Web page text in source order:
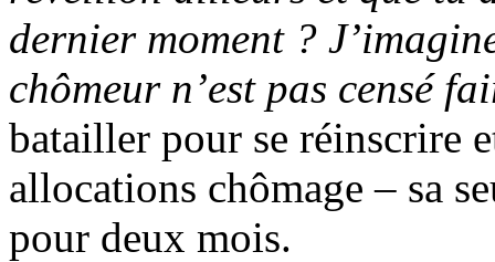
dernier moment ?
chômeur n’est pas censé
batailler pour se réinscrire
allocations chômage – sa
pour deux mois.